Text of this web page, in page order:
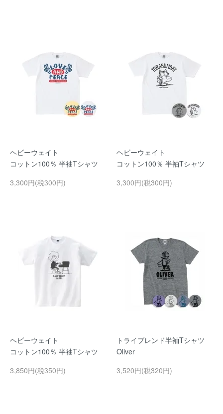
ヘビーウェイト
コットン100％ 半袖Tシャツ
3,300円(税300円)
ヘビーウェイト
コットン100％ 半袖Tシャツ
3,300円(税300円)
ヘビーウェイト
コットン100％ 半袖Tシャツ
3,850円(税350円)
トライブレンド半袖Tシャツ
Oliver
3,520円(税320円)